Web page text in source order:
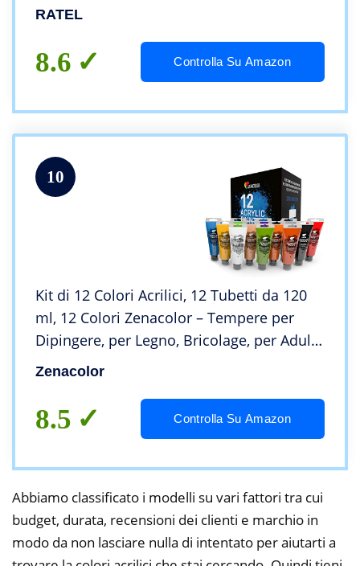
Vibranti Colore Acrilico per Carta, Roccia,
RATEL
8.6 Controlla Su Amazon
10
Kit di 12 Colori Acrilici, 12 Tubetti da 120
ml, 12 Colori Zenacolor – Tempere per
Dipingere, per Legno, Bricolage, per Adulti
e Bambini.
Zenacolor
8.5 Controlla Su Amazon
Abbiamo classificato i modelli su vari fattori tra cui
budget, durata, recensioni dei clienti e marchio in
modo da non lasciare nulla di intentato per aiutarti a